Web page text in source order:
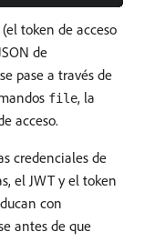
token de acceso
de
pase a través de
file, la
acceso.
credenciales de
el JWT y el token
con
antes de que